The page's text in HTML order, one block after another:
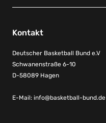
Kontakt
Deutscher Basketball Bund e.V
Schwanenstraße 6-10
D-58089 Hagen
E-Mail: info@basketball-bund.de